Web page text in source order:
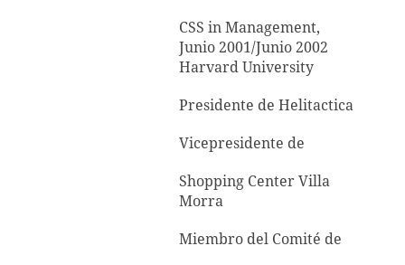
CSS in Management,
Junio 2001/Junio 2002
Harvard University
Presidente de Helitactica
Vicepresidente de
Shopping Center Villa
Morra
Miembro del Comité de